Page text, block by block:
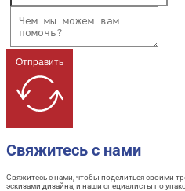
Отправить
Свяжитесь с нами
Свяжитесь с нами, чтобы поделиться своими
эскизами дизайна, и наши специалисты по